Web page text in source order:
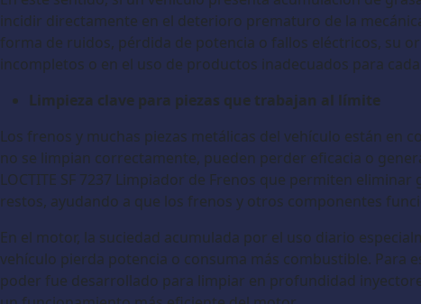
incidir directamente en el deterioro prematuro de la
forma de ruidos, pérdida de potencia o fallos eléctricos, su
incompletos o en el uso de productos inadecuados para
Limpieza clave para piezas que trabajan al límite
Los frenos y muchas piezas metálicas del vehículo están en
no se limpian correctamente, pueden perder eficacia o
LOCTITE SF 7237 Limpiador de Frenos que permiten
restos, ayudando a que los frenos y otros componentes
En el motor, la suciedad acumulada por el uso diario
vehículo pierda potencia o consuma más combustible. Para
poder fue desarrollado para limpiar en profundidad